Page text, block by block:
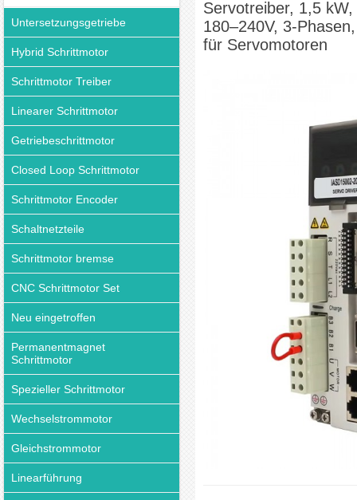
Untersetzungsgetriebe
Hybrid Schrittmotor
Schrittmotor Treiber
Linearer Schrittmotor
Getriebeschrittmotor
Closed Loop Schrittmotor
Schrittmotor Encoder
Schaltnetzteile
Schrittmotor bremse
CNC Schrittmotor Set
Neu eingetroffen
Permanentmagnet
Schrittmotor
Spezieller Schrittmotor
Wechselstrommotor
Gleichstrommotor
Linearführung
Servotreiber, 1,5 kW,
180–240V, 3-Phasen,
für Servomotoren